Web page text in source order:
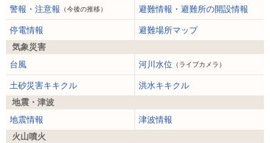
警報・注意報 （今後の推移） 避難情報・避難所の開設情報
停電情報
避難場所マップ
気象災害
台風
河川水位 （ライブカメラ）
土砂災害キキクル
洪水キキクル
地震・津波
地震情報
津波情報
火山噴火